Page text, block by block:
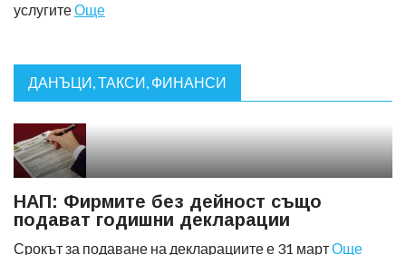
услугитеОще
ДАНЪЦИ, ТАКСИ, ФИНАНСИ
НАП: Фирмите без дейност също
подават годишни декларации
Срокът за подаване на декларациите е 31 мартОще